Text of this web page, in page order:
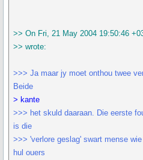
>> On Fri, 21 May 2004 19:50:46
>> wrote:
>>> Ja maar jy moet onthou twee
Beide
> kante
>>> het skuld daaraan. Die eerste
is die
>>> 'verlore geslag' swart mense
hul ouers